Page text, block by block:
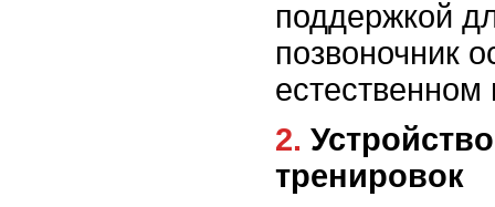
поддержкой
позвоночник
2. Устройство пространства для
тренировок